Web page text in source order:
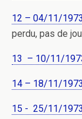
12 – 04/11/
perdu, pas de
13 – 10/11/
14 – 18/11/
15 - 25/11/